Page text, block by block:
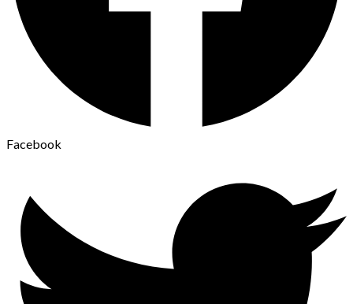
Facebook